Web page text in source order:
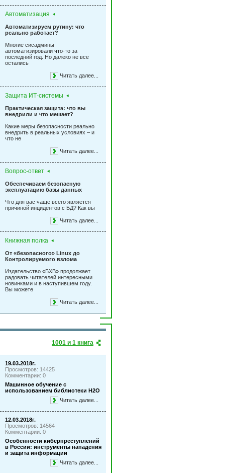
Автоматизация
Автоматизируем рутину: что
реально работает?
Многие сисадмины
автоматизировали что-то за
последний год. Но далеко не все
остались
Читать далее...
Защита ИТ-системы
Практическая защита: что вы
внедрили и что мешает?
Какие меры безопасности реально
внедрить в реальных условиях – и
что не
Читать далее...
Вопрос-ответ
Обеспечиваем безопасную
эксплуатацию базы данных
Что для вас чаще всего является
причиной инцидентов с БД? Как вы
Читать далее...
Книжная полка
От «безопасного» Linux до
Контролируемого взлома
Издательство «БХВ» продолжает
радовать читателей интересными
новинками и в наступившем году.
Вы можете
Читать далее...
1001 и 1 книга
19.03.2018г.
Просмотров: 14425
Комментарии: 0
Машинное обучение с
использованием библиотеки Н2О
Читать далее...
12.03.2018г.
Просмотров: 14564
Комментарии: 0
Особенности киберпреступлений
в России: инструменты нападения
и защита информации
Читать далее...